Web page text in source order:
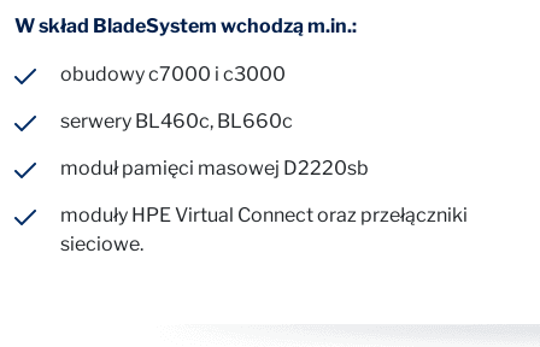
W skład BladeSystem wchodzą m.in.:
obudowy c7000 i c3000
serwery BL460c, BL660c
moduł pamięci masowej D2220sb
moduły HPE Virtual Connect oraz przełączniki
sieciowe.